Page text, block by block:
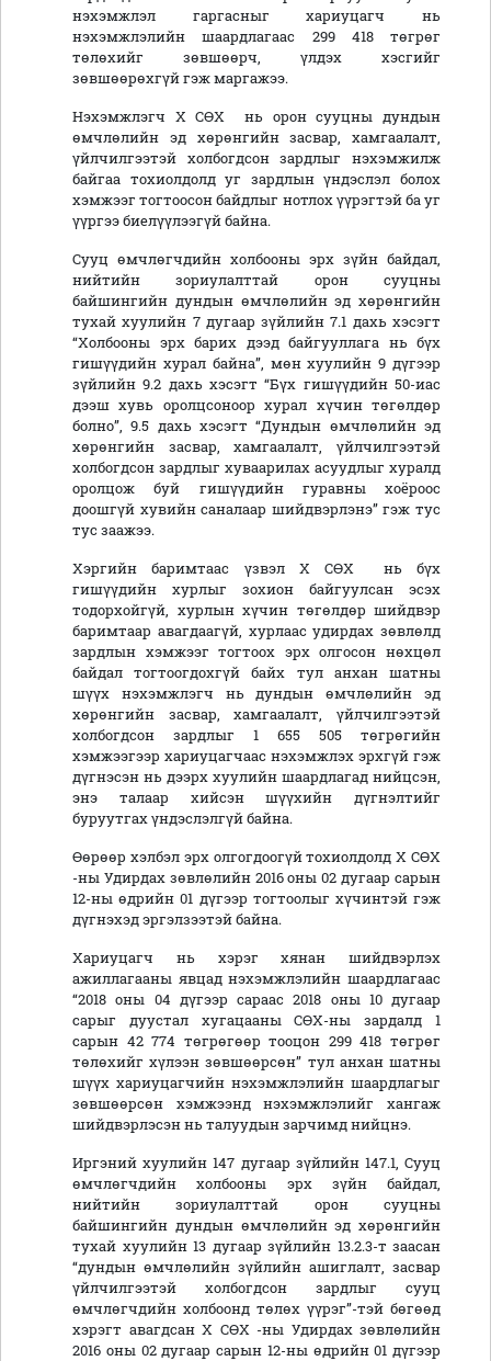
нэхэмжлэл гаргасныг хариуцагч нь
нэхэмжлэлийн шаардлагаас 299 418 төгрөг
төлөхийг зөвшөөрч, үлдэх хэсгийг
зөвшөөрөхгүй гэж маргажээ.
Нэхэмжлэгч Х СӨХ нь орон сууцны дундын
өмчлөлийн эд хөрөнгийн засвар, хамгаалалт,
үйлчилгээтэй холбогдсон зардлыг нэхэмжилж
байгаа тохиолдолд уг зардлын үндэслэл болох
хэмжээг тогтоосон байдлыг нотлох үүрэгтэй ба уг
үүргээ биелүүлээгүй байна.
Сууц өмчлөгчдийн холбооны эрх зүйн байдал,
нийтийн зориулалттай орон сууцны
байшингийн дундын өмчлөлийн эд хөрөнгийн
тухай хуулийн 7 дугаар зүйлийн 7.1 дахь хэсэгт
“Холбооны эрх барих дээд байгууллага нь бүх
гишүүдийн хурал байна”, мөн хуулийн 9 дүгээр
зүйлийн 9.2 дахь хэсэгт “Бүх гишүүдийн 50-иас
дээш хувь оролцсоноор хурал хүчин төгөлдөр
болно”, 9.5 дахь хэсэгт “Дундын өмчлөлийн эд
хөрөнгийн засвар, хамгаалалт, үйлчилгээтэй
холбогдсон зардлыг хуваарилах асуудлыг хуралд
оролцож буй гишүүдийн гуравны хоёроос
доошгүй хувийн саналаар шийдвэрлэнэ” гэж тус
тус заажээ.
Хэргийн баримтаас үзвэл Х СӨХ нь бүх
гишүүдийн хурлыг зохион байгуулсан эсэх
тодорхойгүй, хурлын хүчин төгөлдөр шийдвэр
баримтаар авагдаагүй, хурлаас удирдах зөвлөлд
зардлын хэмжээг тогтоох эрх олгосон нөхцөл
байдал тогтоогдохгүй байх тул анхан шатны
шүүх нэхэмжлэгч нь дундын өмчлөлийн эд
хөрөнгийн засвар, хамгаалалт, үйлчилгээтэй
холбогдсон зардлыг 1 655 505 төгрөгийн
хэмжээгээр хариуцагчаас нэхэмжлэх эрхгүй гэж
дүгнэсэн нь дээрх хуулийн шаардлагад нийцсэн,
энэ талаар хийсэн шүүхийн дүгнэлтийг
буруутгах үндэслэлгүй байна.
Өөрөөр хэлбэл эрх олгогдоогүй тохиолдолд Х СӨХ
-ны Удирдах зөвлөлийн 2016 оны 02 дугаар сарын
12-ны өдрийн 01 дүгээр тогтоолыг хүчинтэй гэж
дүгнэхэд эргэлзээтэй байна.
Хариуцагч нь хэрэг хянан шийдвэрлэх
ажиллагааны явцад нэхэмжлэлийн шаардлагаас
“2018 оны 04 дүгээр сараас 2018 оны 10 дугаар
сарыг дуустал хугацааны СӨХ-ны зардалд 1
сарын 42 774 төгрөгөөр тооцон 299 418 төгрөг
төлөхийг хүлээн зөвшөөрсөн” тул анхан шатны
шүүх хариуцагчийн нэхэмжлэлийн шаардлагыг
зөвшөөрсөн хэмжээнд нэхэмжлэлийг хангаж
шийдвэрлэсэн нь талуудын зарчимд нийцнэ.
Иргэний хуулийн 147 дугаар зүйлийн 147.1, Сууц
өмчлөгчдийн холбооны эрх зүйн байдал,
нийтийн зориулалттай орон сууцны
байшингийн дундын өмчлөлийн эд хөрөнгийн
тухай хуулийн 13 дугаар зүйлийн 13.2.3-т заасан
“дундын өмчлөлийн зүйлийн ашиглалт, засвар
үйлчилгээтэй холбогдсон зардлыг сууц
өмчлөгчдийн холбоонд төлөх үүрэг”-тэй бөгөөд
хэрэгт авагдсан Х СӨХ -ны Удирдах зөвлөлийн
2016 оны 02 дугаар сарын 12-ны өдрийн 01 дүгээр